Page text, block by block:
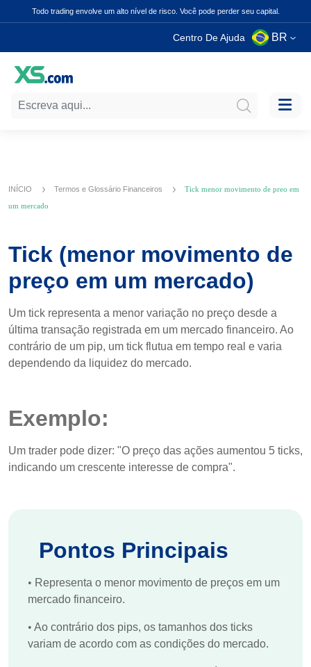
Todo trading envolve um alto nível de risco. Você pode perder seu capital.
Centro De Ajuda BR
INÍCIO Termos e Glossário Financeiros
Tick menor movimento de preo em
um mercado
Tick (menor movimento de
preço em um mercado)
Um tick representa a menor variação no preço desde a
última transação registrada em um mercado financeiro. Ao
contrário de um pip, um tick flutua em tempo real e varia
dependendo da liquidez do mercado.
Exemplo:
Um trader pode dizer: "O preço das ações aumentou 5 ticks,
indicando um crescente interesse de compra".
Pontos Principais
• Representa o menor movimento de preços em um
mercado financeiro.
• Ao contrário dos pips, os tamanhos dos ticks
variam de acordo com as condições do mercado.